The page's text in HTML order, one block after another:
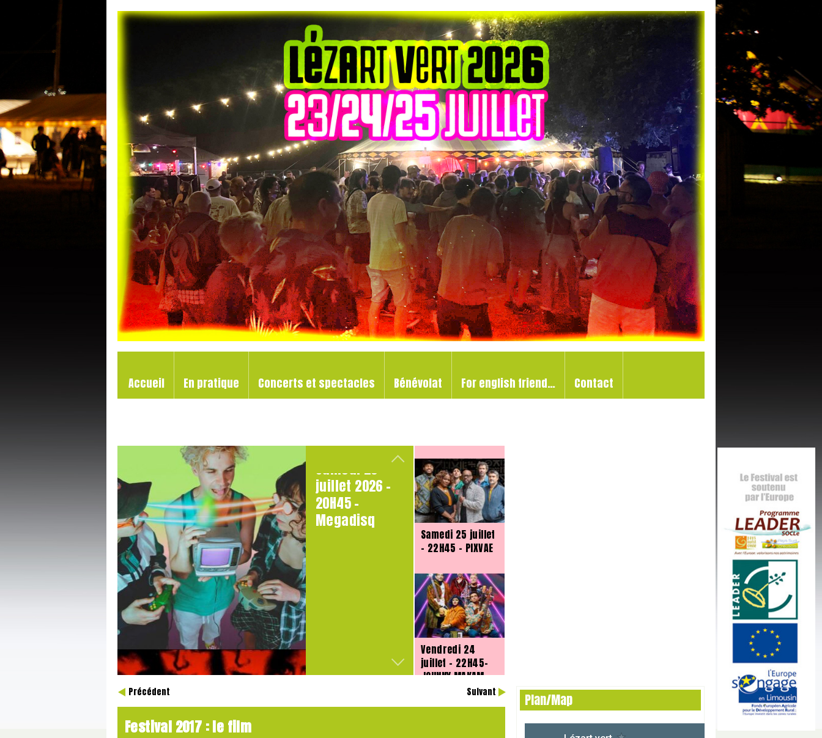
Accueil En pratique Concerts et spectacles Bénévolat For english friend… Contact
Vendredi 24
juillet – 00h30
– CAOS.808
18H30 – Grand Bal
trad
Samedi 25 juillet
– 22H45 – PIXVAE
Précédent Suivant
Festival 2017 : le film
Plan/Map